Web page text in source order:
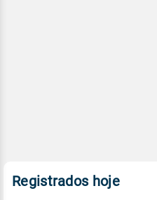
Registrados hoje